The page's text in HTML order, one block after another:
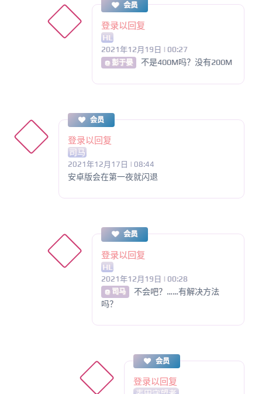
会员
登录以回复
HL
2021年12月19日 | 00:27
@ 彭于晏 不是400M吗？没有200M
会员
登录以回复
司马
2021年12月17日 | 08:44
安卓版会在第一夜就闪退
会员
登录以回复
HL
2021年12月19日 | 00:28
@ 司马
不会吧？……有解决方法
吗？
会员
登录以回复